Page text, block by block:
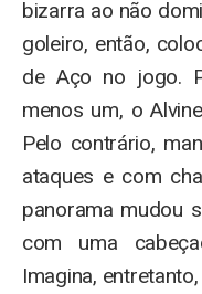
bizarra ao não
goleiro, então,
de Aço no jogo.
menos um, o
Pelo contrário,
ataques e com
panorama mudou
com uma
Imagina,